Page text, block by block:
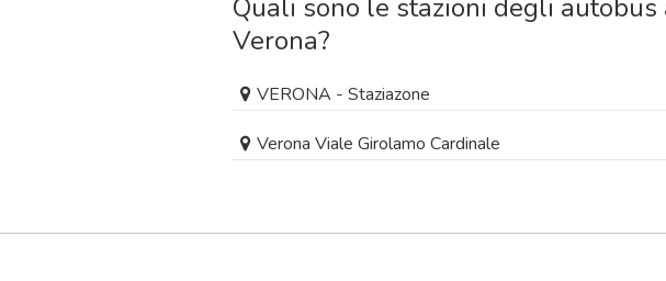
Quali sono le stazioni degli autobus
Verona?
VERONA - Staziazone
Verona Viale Girolamo Cardinale